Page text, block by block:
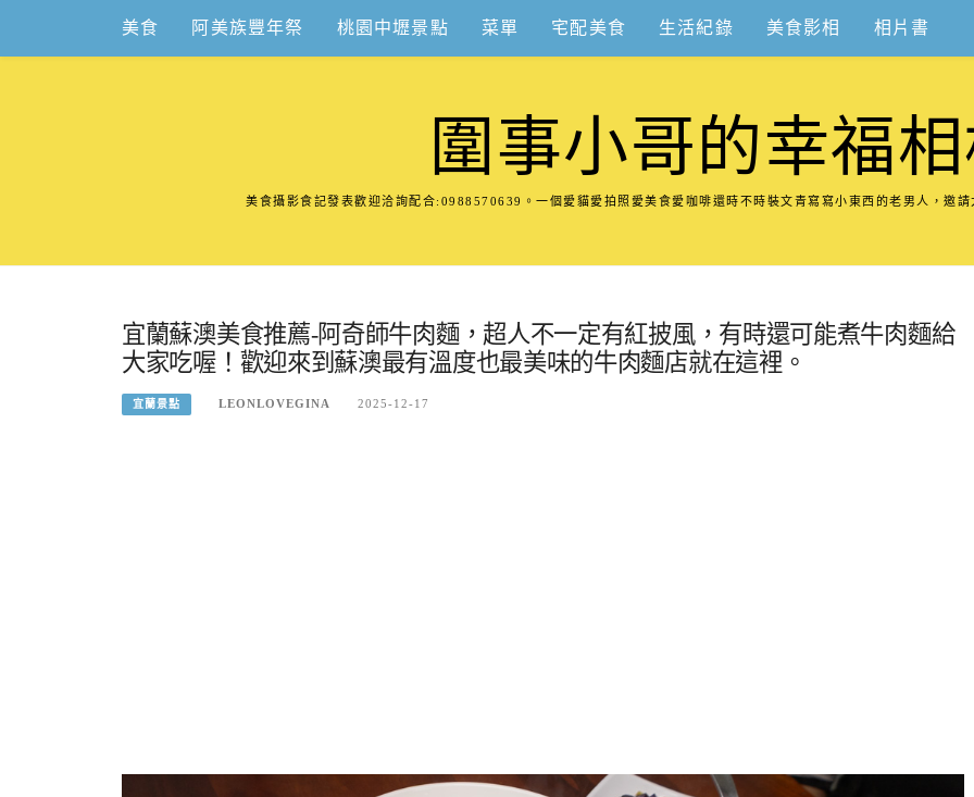
content
美食 阿美族豐年祭 桃園中壢景點 菜單 宅配美食 生活紀錄 美食影相 相片書
圍事小哥的幸福
美食攝影食記發表歡迎洽詢配合:0988570639。一個愛貓愛拍照愛美食愛咖啡還時不時裝文青寫寫小東西的老男人，邀
宜蘭蘇澳美食推薦-阿奇師牛肉麵，超人不一定有紅披風，有時還可能煮牛肉麵給
大家吃喔！歡迎來到蘇澳最有溫度也最美味的牛肉麵店就在這裡。
宜蘭景點 LEONLOVEGINA 2025-12-17